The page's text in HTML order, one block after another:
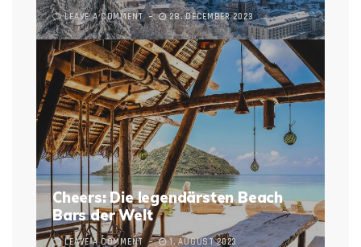
LEAVE A COMMENT 28. DECEMBER 2023
Cheers: Die legendärsten Beach
Bars der Welt
LEAVE A COMMENT 1. AUGUST 2023